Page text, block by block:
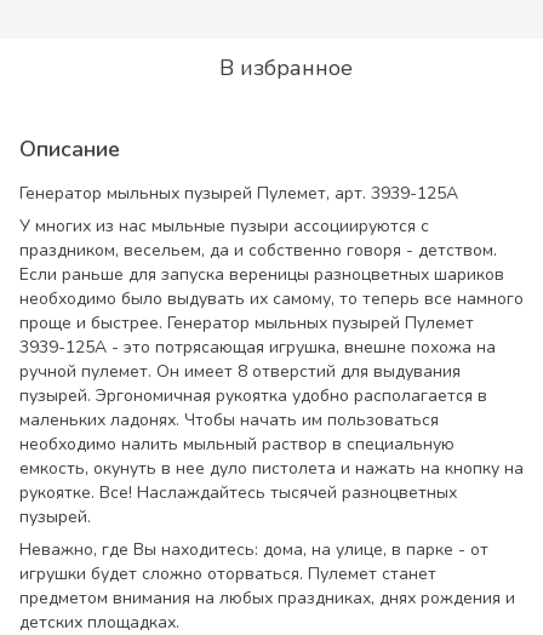
В избранное
Описание
Генератор мыльных пузырей Пулемет, арт. 3939-125A
У многих из нас мыльные пузыри ассоциируются с
праздником, весельем, да и собственно говоря - детством.
Если раньше для запуска вереницы разноцветных шариков
необходимо было выдувать их самому, то теперь все намного
проще и быстрее. Генератор мыльных пузырей Пулемет
3939-125A - это потрясающая игрушка, внешне похожа на
ручной пулемет. Он имеет 8 отверстий для выдувания
пузырей. Эргономичная рукоятка удобно располагается в
маленьких ладонях. Чтобы начать им пользоваться
необходимо налить мыльный раствор в специальную
емкость, окунуть в нее дуло пистолета и нажать на кнопку на
рукоятке. Все! Наслаждайтесь тысячей разноцветных
пузырей.
Неважно, где Вы находитесь: дома, на улице, в парке - от
игрушки будет сложно оторваться. Пулемет станет
предметом внимания на любых праздниках, днях рождения и
детских площадках.